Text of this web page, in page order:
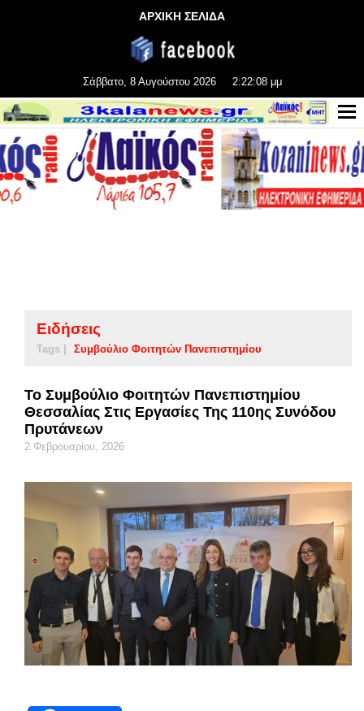
ΑΡΧΙΚΗ ΣΕΛΙΔΑ
Σάββατο, 8 Αυγούστου 2026 2:22:09 μμ
Ειδήσεις
Tags | Συμβούλιο Φοιτητών Πανεπιστημίου
Το Συμβούλιο Φοιτητών Πανεπιστημίου
Θεσσαλίας Στις Εργασίες Της 110ης Συνόδου
Πρυτάνεων
2 Φεβρουαρίου, 2026